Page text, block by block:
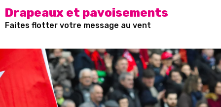
Drapeaux et pavoisements
Faites flotter votre message au vent